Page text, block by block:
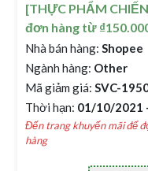
[THỰC PHẨM
đơn hàng từ
Nhà bán hàng: Shopee
Ngành hàng: Other
Mã giảm giá: SVC-
Thời hạn: 01/10/2021
Đến trang khuyến mãi để
hàng